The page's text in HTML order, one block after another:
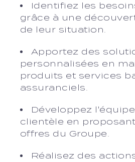
Identifiez les
grâce à une
de leur situation.
Apportez des
personnalisées en
produits et services
assuranciels.
Développez
clientèle en
offres du Groupe.
Réalisez des